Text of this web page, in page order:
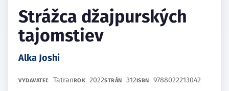
Strážca džajpurských
tajomstiev
Alka Joshi
VYDAVATEĽ TatranROK 2022STRÁN 312ISBN 9788022213042